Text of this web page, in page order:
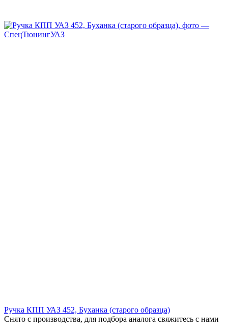
Ручка КПП УАЗ 452, Буханка (старого образца)
Снято с производства, для подбора аналога свяжитесь с нами